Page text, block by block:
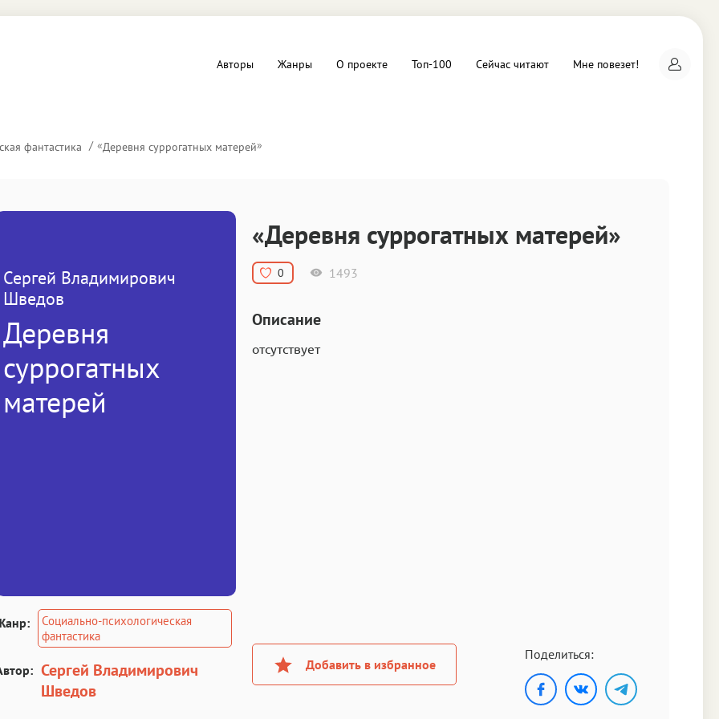
Драматургия
Компьютеры и Интернет
Фольклор
Авторы Жанры О проекте Топ-100 Сейчас читают Мне повезет!
фантастика «Деревня суррогатных матерей»
Сергей Владимирович
Шведов
Деревня
суррогатных
матерей
Социально-психологическая
фантастика
Сергей Владимирович
Шведов
«Деревня суррогатных матерей»
0 1493
Описание
отсутствует
Добавить в избранное
Поделиться: